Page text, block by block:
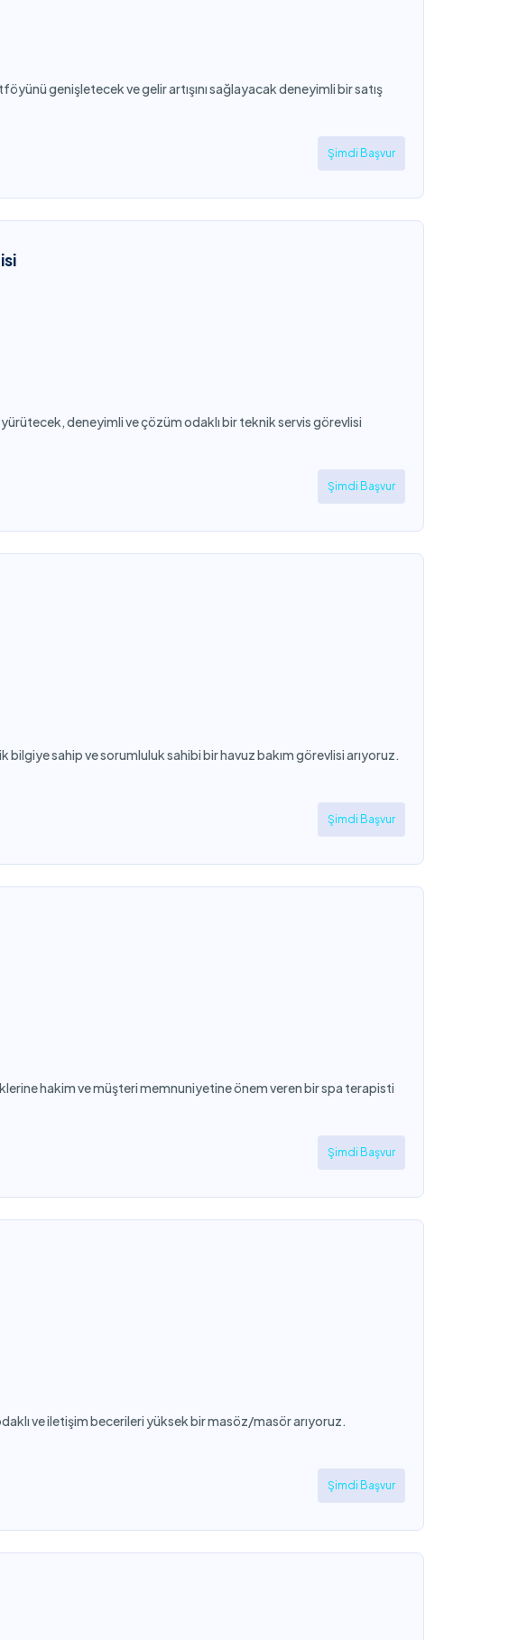
genişletecek ve gelir artışını sağlayacak deneyimli bir satış
Şimdi Başvur
deneyimli ve çözüm odaklı bir teknik servis görevlisi
Şimdi Başvur
sahip ve sorumluluk sahibi bir havuz bakım görevlisi arıyoruz.
Şimdi Başvur
hakim ve müşteri memnuniyetine önem veren bir spa terapisti
Şimdi Başvur
ve iletişim becerileri yüksek bir masöz/masör arıyoruz.
Şimdi Başvur